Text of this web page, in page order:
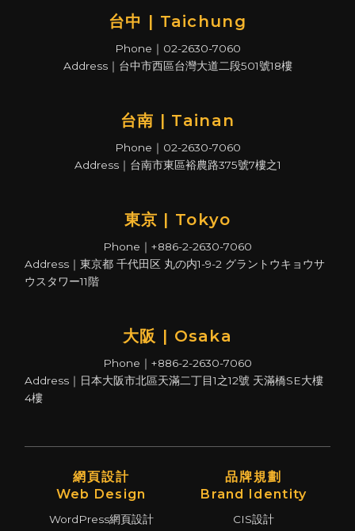
台中 | Taichung
Phone｜02-2630-7060
Address｜台中市西區台灣大道二段501號18樓
台南 | Tainan
Phone｜02-2630-7060
Address｜台南市東區裕農路375號7樓之1
東京 | Tokyo
Phone｜+886-2-2630-7060
Address｜東京都 千代田区 丸の内1-9-2 グラントウキョウサ
ウスタワー11階
大阪 | Osaka
Phone｜+886-2-2630-7060
Address｜日本大阪市北區天滿二丁目1之12號 天滿橋SE大樓
4樓
網頁設計
Web Design
WordPress網頁設計
品牌規劃
Brand Identity
CIS設計